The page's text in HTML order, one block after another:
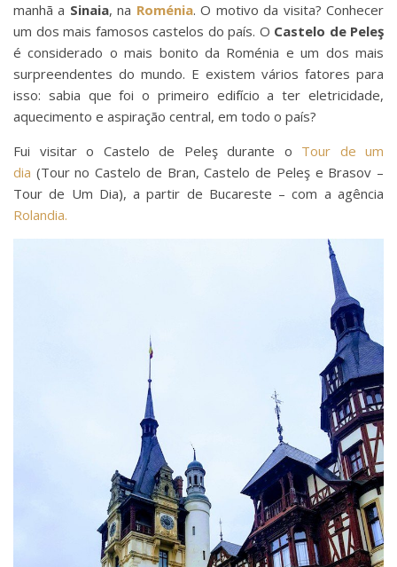
manhã a Sinaia, na Roménia. O motivo da visita? Conhecer
um dos mais famosos castelos do país. O Castelo de Peleş
é considerado o mais bonito da Roménia e um dos mais
surpreendentes do mundo. E existem vários fatores para
isso: sabia que foi o primeiro edifício a ter eletricidade,
aquecimento e aspiração central, em todo o país?
Fui visitar o Castelo de Peleş durante o Tour de um
dia (Tour no Castelo de Bran, Castelo de Peleş e Brasov –
Tour de Um Dia), a partir de Bucareste – com a agência
Rolandia.